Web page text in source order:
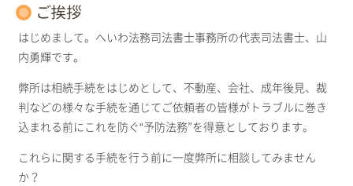
ご挨拶
はじめまして。へいわ法務司法書士事務所の代表司法書士、山
内勇輝です。
弊所は相続手続をはじめとして、不動産、会社、成年後見、裁
判などの様々な手続を通じてご依頼者の皆様がトラブルに巻き
込まれる前にこれを防ぐ“予防法務”を得意としております。
これらに関する手続を行う前に一度弊所に相談してみません
か？